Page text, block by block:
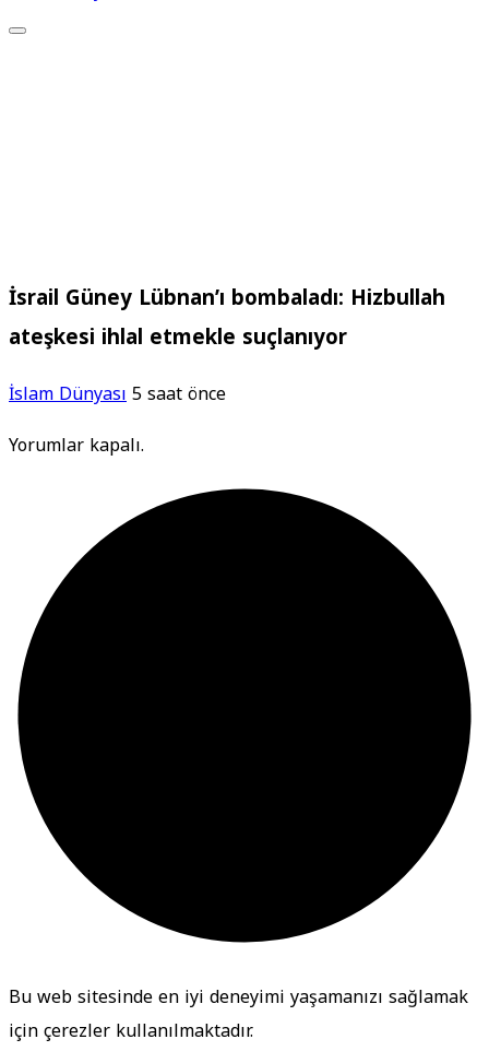
İsrail Güney Lübnan’ı bombaladı: Hizbullah
ateşkesi ihlal etmekle suçlanıyor
İslam Dünyası5 saat önce
Yorumlar kapalı.
Bu web sitesinde en iyi deneyimi yaşamanızı sağlamak
için çerezler kullanılmaktadır.